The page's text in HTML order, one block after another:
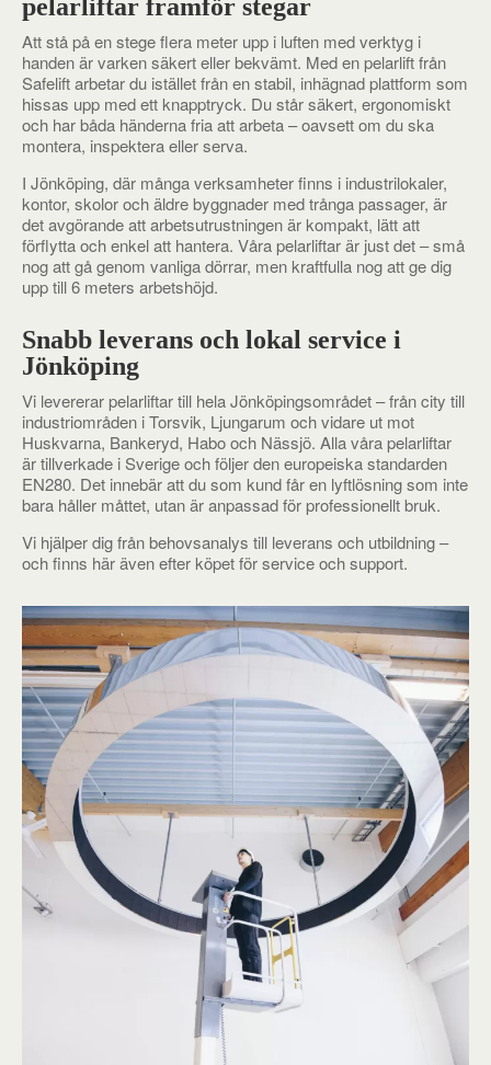
pelarliftar framför stegar
Att stå på en stege flera meter upp i luften med verktyg i
handen är varken säkert eller bekvämt. Med en pelarlift från
Safelift arbetar du istället från en stabil, inhägnad plattform som
hissas upp med ett knapptryck. Du står säkert, ergonomiskt
och har båda händerna fria att arbeta – oavsett om du ska
montera, inspektera eller serva.
I Jönköping, där många verksamheter finns i industrilokaler,
kontor, skolor och äldre byggnader med trånga passager, är
det avgörande att arbetsutrustningen är kompakt, lätt att
förflytta och enkel att hantera. Våra pelarliftar är just det – små
nog att gå genom vanliga dörrar, men kraftfulla nog att ge dig
upp till 6 meters arbetshöjd.
Snabb leverans och lokal service i
Jönköping
Vi levererar pelarliftar till hela Jönköpingsområdet – från city till
industriområden i Torsvik, Ljungarum och vidare ut mot
Huskvarna, Bankeryd, Habo och Nässjö. Alla våra pelarliftar
är tillverkade i Sverige och följer den europeiska standarden
EN280. Det innebär att du som kund får en lyftlösning som inte
bara håller måttet, utan är anpassad för professionellt bruk.
Vi hjälper dig från behovsanalys till leverans och utbildning –
och finns här även efter köpet för service och support.